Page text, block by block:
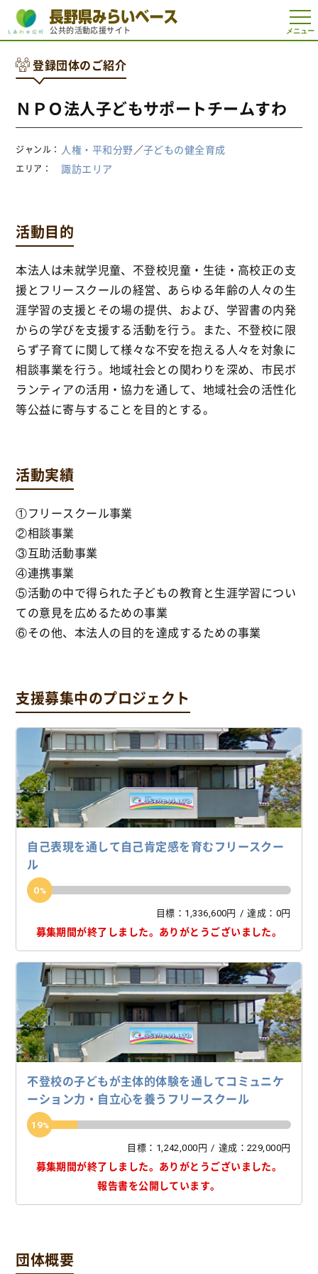
t
o
g
公共的活動応援サイト
登録団体のご紹介
ＮＰＯ法人子どもサポートチームすわ
ジャンル 人権・平和分野 ／子どもの健全育成
エリア 諏訪エリア
活動目的
本法人は未就学児童、不登校児童・生徒・高校正の支
援とフリースクールの経営、あらゆる年齢の人々の生
涯学習の支援とその場の提供、および、学習書の内発
からの学びを支援する活動を行う。また、不登校に限
らず子育てに関して様々な不安を抱える人々を対象に
相談事業を行う。地域社会との関わりを深め、市民ボ
ランティアの活用・協力を通して、地域社会の活性化
等公益に寄与することを目的とする。
活動実績
①フリースクール事業
②相談事業
③互助活動事業
④連携事業
⑤活動の中で得られた子どもの教育と生涯学習につい
ての意見を広めるための事業
⑥その他、本法人の目的を達成するための事業
支援募集中のプロジェクト
自己表現を通して自己肯定感を育むフリースクー
ル
0
目標：1,336,600円 達成：0円
募集期間が終了しました。 ありがとうございました。
不登校の子どもが主体的体験を通してコミュニケ
ーション力・自立心を養うフリースクール
19
目標：1,242,000円 達成：229,000円
募集期間が終了しました。 ありがとうございました。
報告書を公開しています。
団体概要